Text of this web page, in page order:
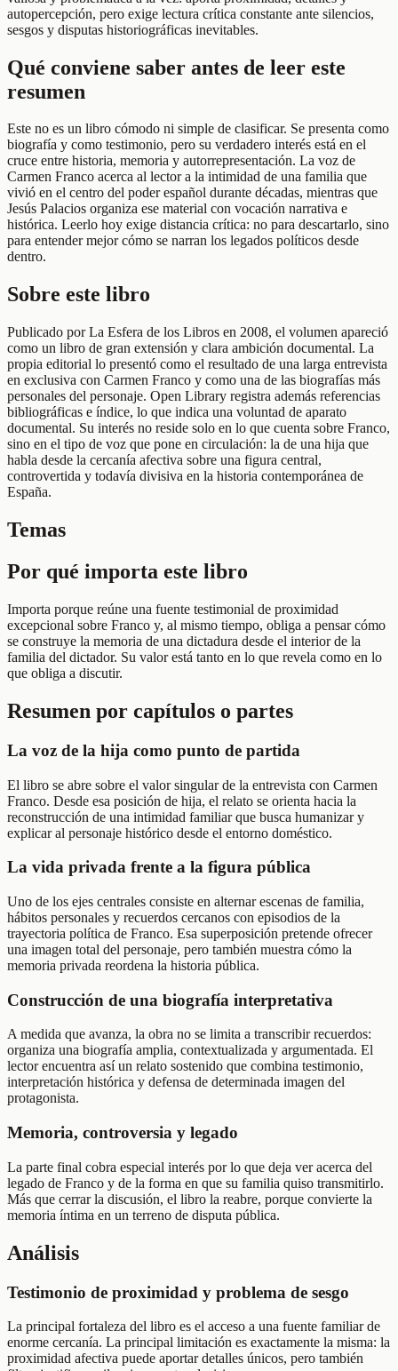
autopercepción, pero exige lectura crítica constante ante silencios,
sesgos y disputas historiográficas inevitables.
Qué conviene saber antes de leer este
resumen
Este no es un libro cómodo ni simple de clasificar. Se presenta como
biografía y como testimonio, pero su verdadero interés está en el
cruce entre historia, memoria y autorrepresentación. La voz de
Carmen Franco acerca al lector a la intimidad de una familia que
vivió en el centro del poder español durante décadas, mientras que
Jesús Palacios organiza ese material con vocación narrativa e
histórica. Leerlo hoy exige distancia crítica: no para descartarlo, sino
para entender mejor cómo se narran los legados políticos desde
dentro.
Sobre este libro
Publicado por La Esfera de los Libros en 2008, el volumen apareció
como un libro de gran extensión y clara ambición documental. La
propia editorial lo presentó como el resultado de una larga entrevista
en exclusiva con Carmen Franco y como una de las biografías más
personales del personaje. Open Library registra además referencias
bibliográficas e índice, lo que indica una voluntad de aparato
documental. Su interés no reside solo en lo que cuenta sobre Franco,
sino en el tipo de voz que pone en circulación: la de una hija que
habla desde la cercanía afectiva sobre una figura central,
controvertida y todavía divisiva en la historia contemporánea de
España.
Temas
Por qué importa este libro
Importa porque reúne una fuente testimonial de proximidad
excepcional sobre Franco y, al mismo tiempo, obliga a pensar cómo
se construye la memoria de una dictadura desde el interior de la
familia del dictador. Su valor está tanto en lo que revela como en lo
que obliga a discutir.
Resumen por capítulos o partes
La voz de la hija como punto de partida
El libro se abre sobre el valor singular de la entrevista con Carmen
Franco. Desde esa posición de hija, el relato se orienta hacia la
reconstrucción de una intimidad familiar que busca humanizar y
explicar al personaje histórico desde el entorno doméstico.
La vida privada frente a la figura pública
Uno de los ejes centrales consiste en alternar escenas de familia,
hábitos personales y recuerdos cercanos con episodios de la
trayectoria política de Franco. Esa superposición pretende ofrecer
una imagen total del personaje, pero también muestra cómo la
memoria privada reordena la historia pública.
Construcción de una biografía interpretativa
A medida que avanza, la obra no se limita a transcribir recuerdos:
organiza una biografía amplia, contextualizada y argumentada. El
lector encuentra así un relato sostenido que combina testimonio,
interpretación histórica y defensa de determinada imagen del
protagonista.
Memoria, controversia y legado
La parte final cobra especial interés por lo que deja ver acerca del
legado de Franco y de la forma en que su familia quiso transmitirlo.
Más que cerrar la discusión, el libro la reabre, porque convierte la
memoria íntima en un terreno de disputa pública.
Análisis
Testimonio de proximidad y problema de sesgo
La principal fortaleza del libro es el acceso a una fuente familiar de
enorme cercanía. La principal limitación es exactamente la misma: la
proximidad afectiva puede aportar detalles únicos, pero también